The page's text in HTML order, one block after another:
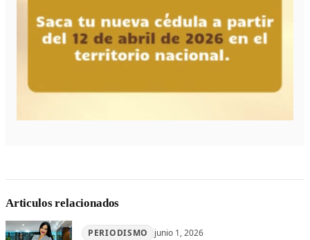
Articulos relacionados
PERIODISMO junio 1, 2026